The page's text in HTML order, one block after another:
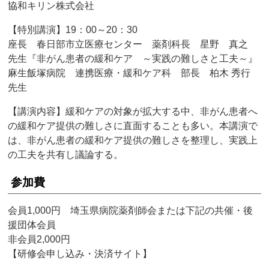
協和キリン株式会社
【特別講演】19：00～20：30
座長 春日部市立医療センター 薬剤科長 星野 真之
先生『非がん患者の緩和ケア ～実践の難しさと工夫～』
麻生飯塚病院 連携医療・緩和ケア科 部長 柏木 秀行
先生
【講演内容】緩和ケアの対象が拡大する中、非がん患者へ
の緩和ケア提供の難しさに直面することも多い。本講演で
は、非がん患者の緩和ケア提供の難しさを整理し、実践上
の工夫を共有し議論する。
参加費
会員1,000円 埼玉県病院薬剤師会または下記の共催・後
援団体会員
非会員2,000円
【研修会申し込み・決済サイト】